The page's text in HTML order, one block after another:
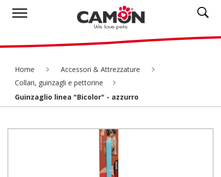
Home
Accessori & Attrezzature
Collari, guinzagli e pettorine
Guinzaglio linea "Bicolor" - azzurro